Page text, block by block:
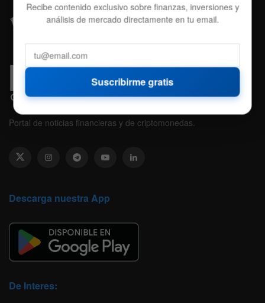
Portal de noticias financieras y de criptomonedas.
Descarga nuestra App
De Interes:
Recibe contenido exclusivo sobre finanzas, inversiones y
análisis de mercado directamente en tu email.
Suscribirme gratis